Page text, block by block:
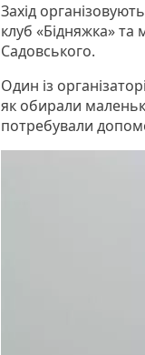
Захід
клуб «Бідняжка»
Садовського.
Один із
як обирали
потребували